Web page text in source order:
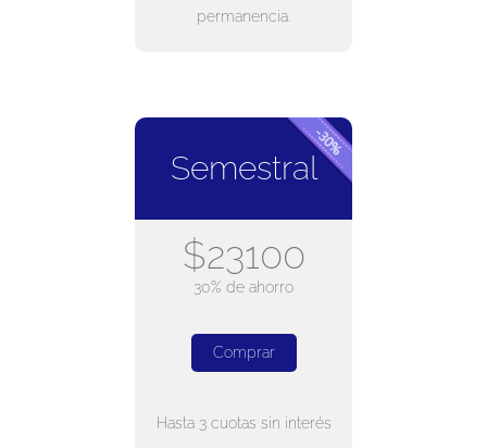
permanencia.
Semestral
$23100
30% de ahorro
Comprar
Hasta 3 cuotas sin interés